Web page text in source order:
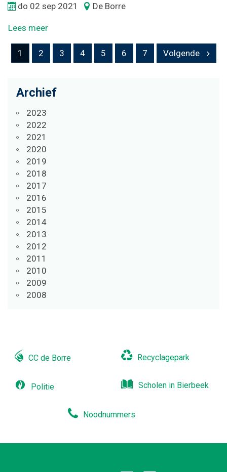
do 02 sep 2021 De Borre
Lees meer
1 2 3 4 5 6 7 Volgende
Archief
2023
2022
2021
2020
2019
2018
2017
2016
2015
2014
2013
2012
2011
2010
2009
2008
CC de Borre Recyclagepark
Politie Scholen in Bierbeek
Noodnummers